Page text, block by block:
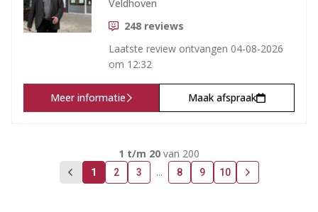
Veldhoven
248 reviews
Laatste review ontvangen 04-08-2026
om 12:32
Meer informatie Maak afspraak
1 t/m 20 van 200
1 2 3 ... 8 9 10